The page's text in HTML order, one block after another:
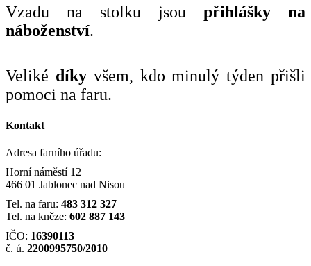
Vzadu na stolku jsou přihlášky na
náboženství.
Veliké díkyvšem, kdo minulý týden přišli
pomoci na faru.
Kontakt
Adresa farního úřadu:
Horní náměstí 12
466 01 Jablonec nad Nisou
Tel. na faru: 483 312 327
Tel. na kněze: 602 887 143
IČO: 16390113
č. ú. 2200995750/2010